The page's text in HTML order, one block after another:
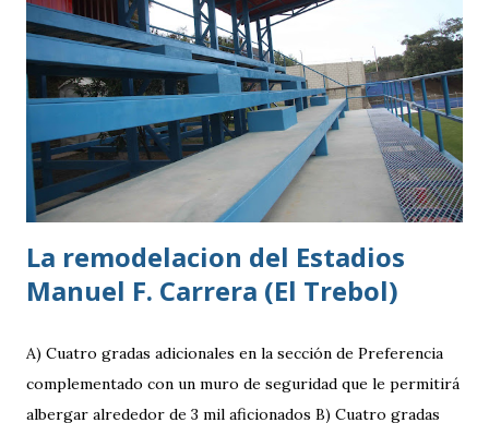
destacar en una gira en Europa. Misael Ospina Pinto Lugar
y fecha de nacimiento: Barberena, Santa Rosa, 29 de julio
1996 Posición: Volante por derecha Peso: 143 libras
Estatura: 1.75 metros Equipo: Cruz Azul de Segunda
División de México Estudios: Quinto bachillerato en México
via. luchosolares.blogspot.com
La remodelacion del Estadios
Manuel F. Carrera (El Trebol)
A) Cuatro gradas adicionales en la sección de Preferencia
complementado con un muro de seguridad que le permitirá
albergar alrededor de 3 mil aficionados B) Cuatro gradas